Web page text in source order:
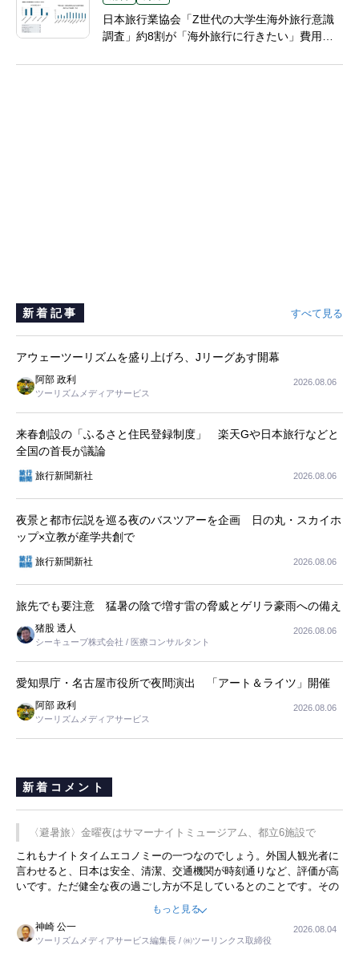
日本旅行業協会「Z世代の大学生海外旅行意識
調査」約8割が「海外旅行に行きたい」費用は
新着記事 すべて見る
アウェーツーリズムを盛り上げろ、Jリーグあす開幕
阿部 政利
ツーリズムメディアサービス
2026.08.06
来春創設の「ふるさと住民登録制度」 楽天Gや日本旅行などと
全国の首長が議論
旅行新聞新社 2026.08.06
夜景と都市伝説を巡る夜のバスツアーを企画 日の丸・スカイホ
ップ×立教が産学共創で
旅行新聞新社 2026.08.06
旅先でも要注意 猛暑の陰で増す雷の脅威とゲリラ豪雨への備え
猪股 透人
シーキューブ株式会社 / 医療コンサルタント
2026.08.06
愛知県庁・名古屋市役所で夜間演出 「アート＆ライツ」開催
阿部 政利
ツーリズムメディアサービス
2026.08.06
新着コメント
〈避暑旅〉金曜夜はサマーナイトミュージアム、都立6施設で
これもナイトタイムエコノミーの一つなのでしょう。外国人観光者に
言わせると、日本は安全、清潔、交通機関が時刻通りなど、評価が高
いです。ただ健全な夜の過ごし方が不足しているとのことです。その
ような意味で、金曜夜にこのようなイベントが行われれば、日本人に
限らず外国人にとっても楽しみが増えるでしょうね。
もっと見る
神崎 公一
ツーリズムメディアサービス編集長 / ㈱ツーリンクス取締役
2026.08.04